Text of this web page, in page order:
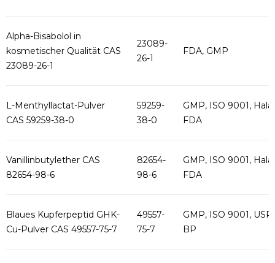
Alpha-Bisabolol in
kosmetischer Qualität CAS
23089-26-1
23089-
26-1
FDA, GMP
L-Menthyllactat-Pulver
CAS 59259-38-0
59259-
38-0
GMP, ISO 9001,
FDA
Vanillinbutylether CAS
82654-98-6
82654-
98-6
GMP, ISO 9001,
FDA
Blaues Kupferpeptid GHK-
Cu-Pulver CAS 49557-75-7
49557-
75-7
GMP, ISO 9001, USP,
BP